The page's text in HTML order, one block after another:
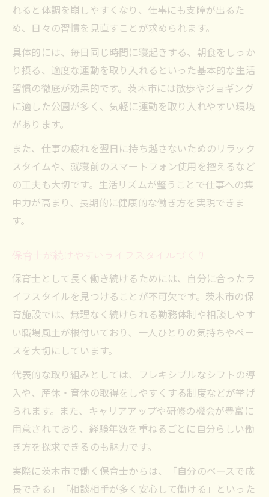
れると体調を崩しやすくなり、仕事にも支障が出るた
め、日々の習慣を見直すことが求められます。
具体的には、毎日同じ時間に寝起きする、朝食をしっか
り摂る、適度な運動を取り入れるといった基本的な生活
習慣の徹底が効果的です。茨木市には散歩やジョギング
に適した公園が多く、気軽に運動を取り入れやすい環境
があります。
また、仕事の疲れを翌日に持ち越さないためのリラック
スタイムや、就寝前のスマートフォン使用を控えるなど
の工夫も大切です。生活リズムが整うことで仕事への集
中力が高まり、長期的に健康的な働き方を実現できま
す。
保育士が続けやすいライフスタイルづくり
保育士として長く働き続けるためには、自分に合ったラ
イフスタイルを見つけることが不可欠です。茨木市の保
育施設では、無理なく続けられる勤務体制や相談しやす
い職場風土が根付いており、一人ひとりの気持ちやペー
スを大切にしています。
代表的な取り組みとしては、フレキシブルなシフトの導
入や、産休・育休の取得をしやすくする制度などが挙げ
られます。また、キャリアアップや研修の機会が豊富に
用意されており、経験年数を重ねるごとに自分らしい働
き方を探求できるのも魅力です。
実際に茨木市で働く保育士からは、「自分のペースで成
長できる」「相談相手が多く安心して働ける」といった